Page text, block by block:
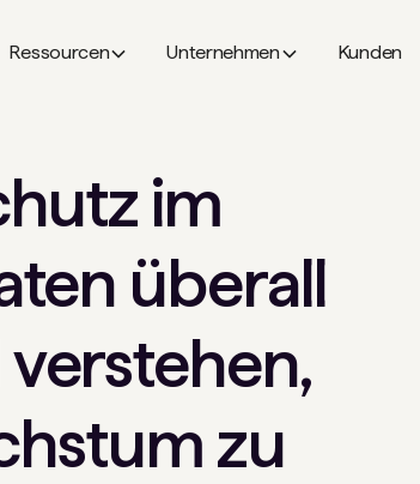
Ressourcen Unternehmen Kunden
im
überall
zu